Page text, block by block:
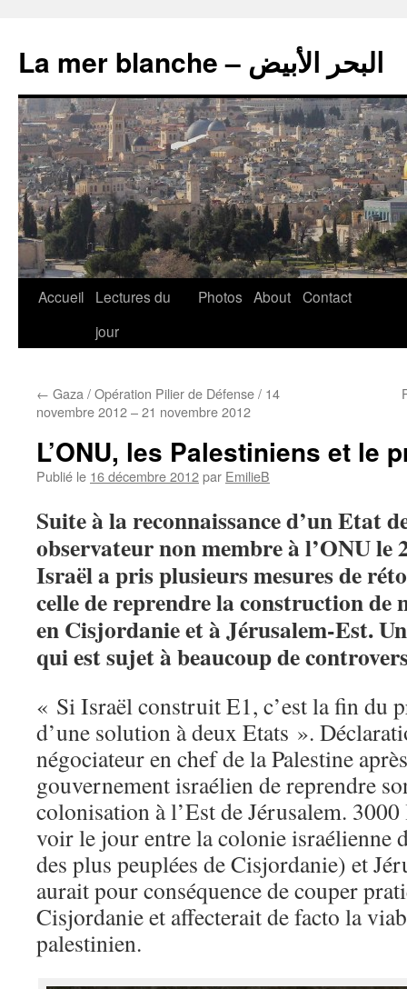
La mer blanche – البحر الأبيض
Accueil
Lectures du
jour
Photos About Contact
← Gaza / Opération Pilier de Défense / 14
novembre 2012 – 21 novembre 2012
L’ONU, les Palestiniens et le
Publié le 16 décembre 2012par EmilieB
Suite à la reconnaissance d’un Etat
observateur non membre à l’ONU le
Israël a pris plusieurs mesures de
celle de reprendre la construction de
en Cisjordanie et à Jérusalem-Est.
qui est sujet à beaucoup de
« Si Israël construit E1, c’est la fin du
d’une solution à deux Etats ».
négociateur en chef de la Palestine
gouvernement israélien de reprendre
colonisation à l’Est de Jérusalem.
voir le jour entre la colonie israélienne
des plus peuplées de Cisjordanie) et
aurait pour conséquence de couper
Cisjordanie et affecterait de facto la
palestinien.